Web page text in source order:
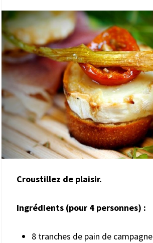
Croustillez de plaisir.
Ingrédients (pour 4 personnes) :
8 tranches de pain de campagne